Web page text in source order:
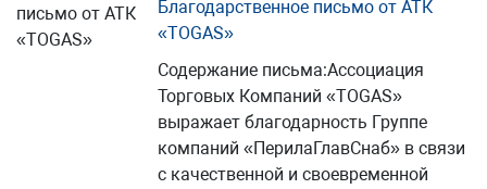
Благодарственное письмо от АТК
«TOGAS»
Содержание письма:Ассоциация
Торговых Компаний «TOGAS»
выражает благодарность Группе
компаний «ПерилаГлавСнаб» в связи
с качественной и своевременной